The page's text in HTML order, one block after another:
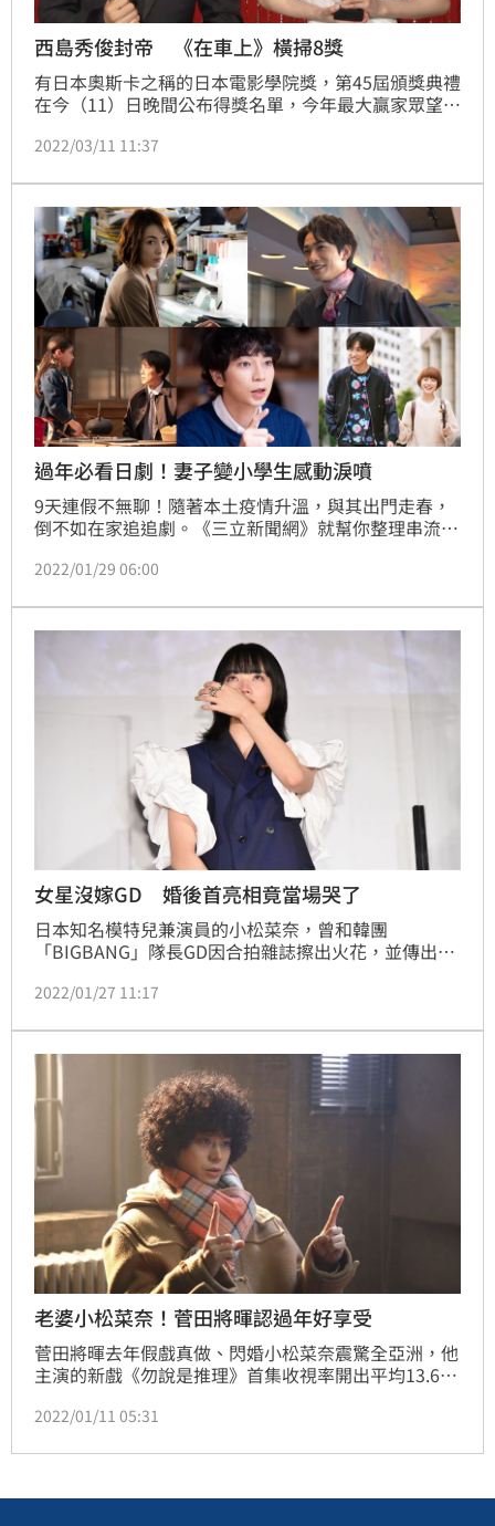
西島秀俊封帝 《在車上》橫掃8獎
有日本奧斯卡之稱的日本電影學院獎，第45屆頒獎典禮
在今（11）日晚間公布得獎名單，今年最大贏家眾望所
獲得8項大獎，賽前呼聲最高的西島秀俊，也拿下最佳
奪下。
2022/03/11 11:37
過年必看日劇！妻子變小學生感動淚噴
9天連假不無聊！隨著本土疫情升溫，與其出門走春，
倒不如在家追追劇。《三立新聞網》就幫你整理串流平
2022/01/29 06:00
女星沒嫁GD 婚後首亮相竟當場哭了
日本知名模特兒兼演員的小松菜奈，曾和韓團
「BIGBANG」隊長GD因合拍雜誌擦出火花，並傳出緋
眼，去年11月宣布閃婚喜訊。日前她婚後首度露臉，現
場。
2022/01/27 11:17
老婆小松菜奈！菅田將暉認過年好享受
菅田將暉去年假戲真做、閃婚小松菜奈震驚全亞洲，他
主演的新戲《勿說是推理》首集收視率開出平均13.6％
發生「神秘嘉賓」暴雷事件，讓許多粉絲大讚「太期待
2022/01/11 05:31